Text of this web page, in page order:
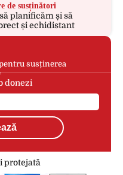
de susținători
planificăm și să
și echidistant
susținerea
donezi
protejată